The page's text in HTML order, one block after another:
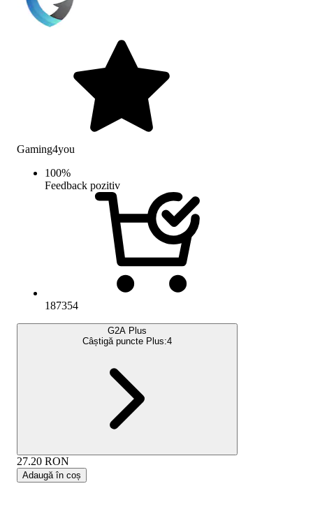
Gaming4you
100%
Feedback pozitiv
187354
G2A Plus
Câștigă puncte Plus:4
27.20 RON
Adaugă în coș